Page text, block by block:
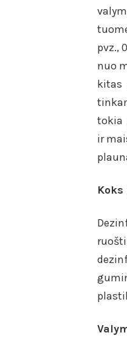
pvz.,
nuo
kitas
tokia
ir